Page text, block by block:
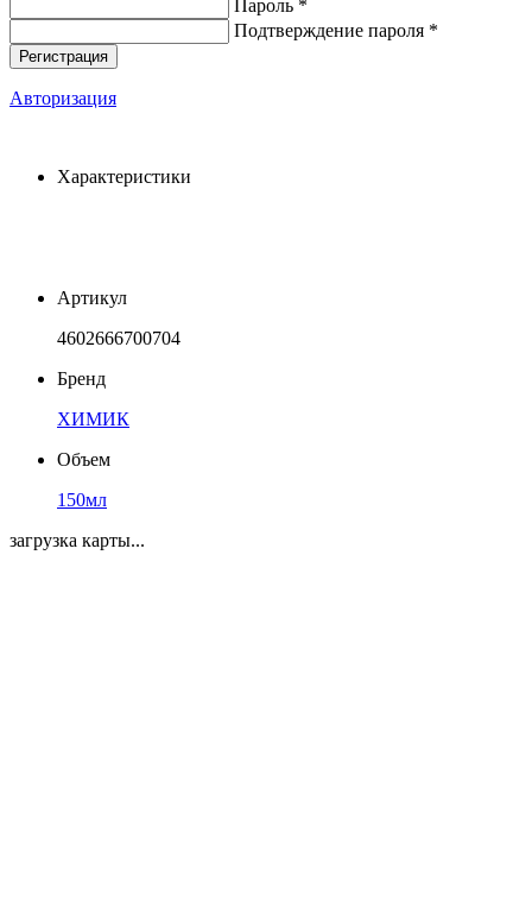
Пароль *
Подтверждение пароля *
Авторизация
Характеристики
Артикул
4602666700704
Бренд
ХИМИК
Объем
150мл
загрузка карты...